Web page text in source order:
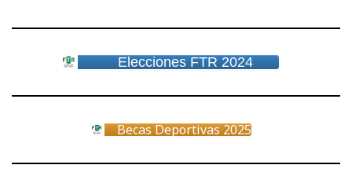
Elecciones FTR 2024
Becas Deportivas 2025